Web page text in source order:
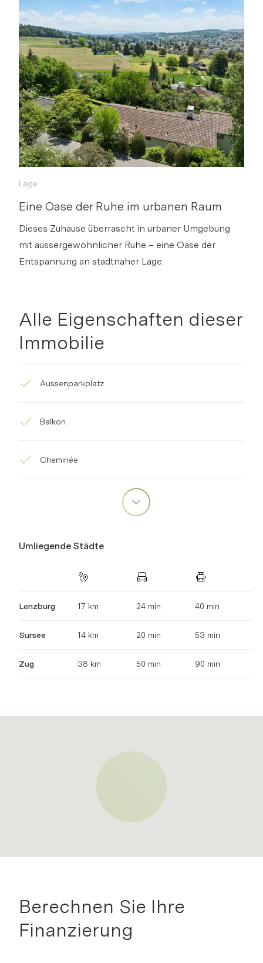
s
Lage
Eine Oase der Ruhe im urbanen Raum
Dieses Zuhause überrascht in urbaner Umgebung
mit aussergewöhnlicher Ruhe – eine Oase der
Entspannung an stadtnaher Lage.
Alle Eigenschaften dieser
Immobilie
Aussenparkplatz
Balkon
Cheminée
Umliegende Städte
Lenzburg 17 km 24 min 40 min
Sursee 14 km 20 min 53 min
Zug 38 km 50 min 90 min
Berechnen Sie Ihre
Finanzierung